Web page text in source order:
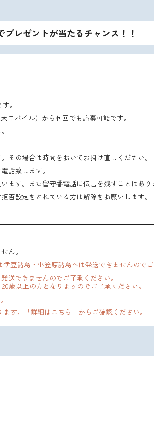
プレゼントが当たるチャンス！！
。
モバイル）から何回でも応募可能です。
その場合は時間をおいてお掛け直しください。
話致します。
ます。また留守番電話に伝言を残すことはあり
否設定をされている方は解除をお願いします。
ん。
豆諸島・小笠原諸島へは発送できませんので
送できませんのでご了承ください。
歳以上の方となりますのでご了承ください。
す。「詳細はこちら」からご確認ください。